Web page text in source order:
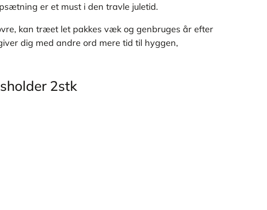
er et must i den travle juletid.
kan træet let pakkes væk og genbruges år efter
dig med andre ord mere tid til hyggen,
2stk